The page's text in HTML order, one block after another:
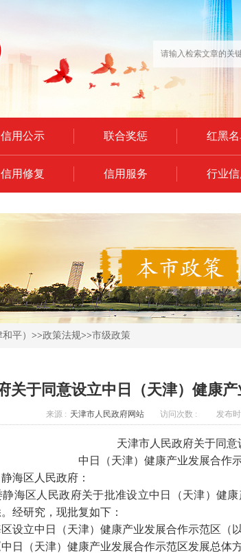
信用公示 联合奖惩 红黑
信用修复 信用服务 行业信
平） >>政策法规>>市级政策
关于同意设立中日（天津）健康
来源 : 天津市人民政府网站 访问次数 : 发布
天津市人民政府关于同意
中日（天津）健康产业发展合作
海区人民政府：
静海区人民政府关于批准设立中日（天津）健
经研究，现批复如下：
设立中日（天津）健康产业发展合作示范区（
日（天津）健康产业发展合作示范区发展总体